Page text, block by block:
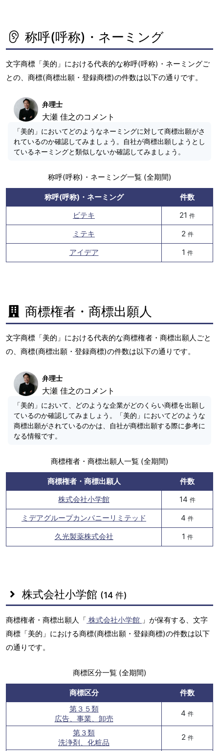
称呼(呼称)・ネーミング
文字商標「美的」における代表的な称呼(呼称)・ネーミングご
との、商標(商標出願・登録商標)の件数は以下の通りです。
弁理士
大瀬 佳之のコメント
「美的」においてどのようなネーミングに対して商標出願がさ
れているのか確認してみましょう。自社が商標出願しようとし
ているネーミングと類似しないか確認してみましょう。
称呼(呼称)・ネーミング一覧 (全期間)
称呼(呼称)・ネーミング
件数
ビテキ
21 件
ミテキ 2 件
アイデア 1 件
商標権者・商標出願人
文字商標「美的」における代表的な商標権者・商標出願人ごと
の、商標(商標出願・登録商標)の件数は以下の通りです。
弁理士
大瀬 佳之のコメント
「美的」において、どのような企業がどのくらい商標を出願し
ているのか確認してみましょう。「美的」においてどのような
商標出願がされているのかは、自社が商標出願する際に参考に
なる情報です。
商標権者・商標出願人一覧 (全期間)
商標権者・商標出願人
件数
株式会社小学館
14 件
ミデアグループカンパニーリミテッド 4 件
久光製薬株式会社 1 件
株式会社小学館 (14 件)
商標権者・商標出願人「 株式会社小学館 」が保有する、文字
商標「美的」における商標(商標出願・登録商標)の件数は以下
の通りです。
商標区分一覧 (全期間)
商標区分
件数
第３５類
広告、事業、卸売
4 件
第３類
洗浄剤、化粧品
2 件